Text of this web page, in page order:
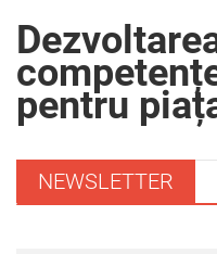
pentru
NEWSLETTER